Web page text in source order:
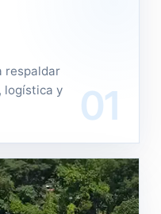
respaldar
logística y
01